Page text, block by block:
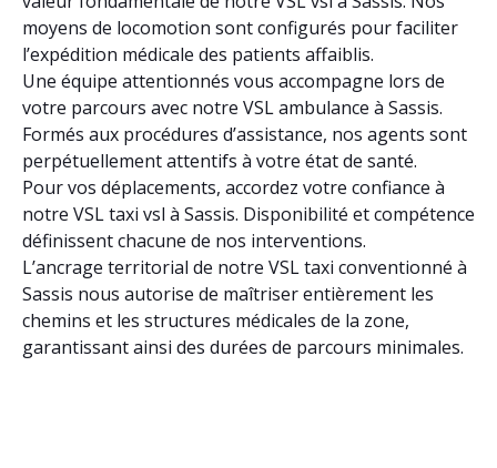
moyens de locomotion sont configurés pour faciliter
l’expédition médicale des patients affaiblis.
Une équipe attentionnés vous accompagne lors de
votre parcours avec notre VSL ambulance à Sassis.
Formés aux procédures d’assistance, nos agents sont
perpétuellement attentifs à votre état de santé.
Pour vos déplacements, accordez votre confiance à
notre VSL taxi vsl à Sassis. Disponibilité et compétence
définissent chacune de nos interventions.
L’ancrage territorial de notre VSL taxi conventionné à
Sassis nous autorise de maîtriser entièrement les
chemins et les structures médicales de la zone,
garantissant ainsi des durées de parcours minimales.